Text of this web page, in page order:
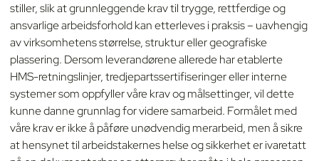
stiller, slik at grunnleggende krav til trygge, rettferdige og
ansvarlige arbeidsforhold kan etterleves i praksis – uavhengig
av virksomhetens størrelse, struktur eller geografiske
plassering. Dersom leverandørene allerede har etablerte
HMS-retningslinjer, tredjepartssertifiseringer eller interne
systemer som oppfyller våre krav og målsettinger, vil dette
kunne danne grunnlag for videre samarbeid. Formålet med
våre krav er ikke å påføre unødvendig merarbeid, men å sikre
at hensynet til arbeidstakernes helse og sikkerhet er ivaretatt